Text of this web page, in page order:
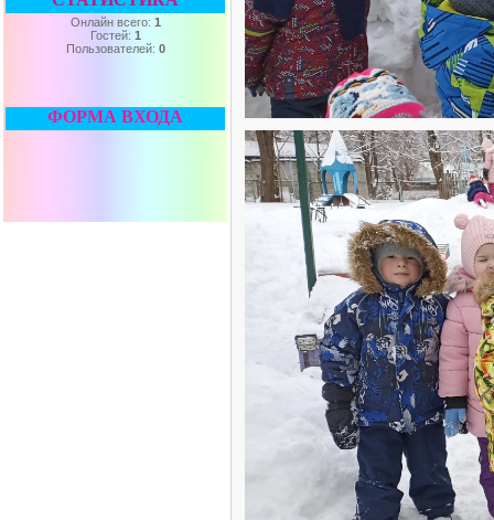
Онлайн всего: 1
Гостей: 1
Пользователей: 0
ФОРМА ВХОДА